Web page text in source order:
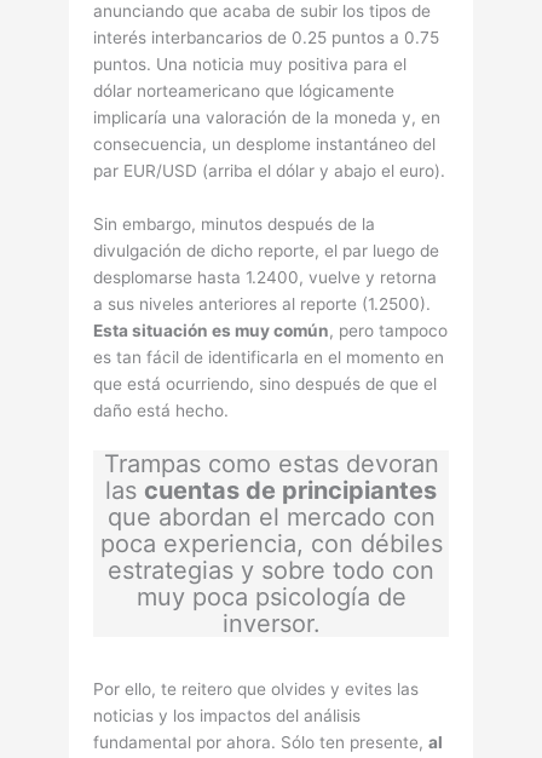
anunciando que acaba de subir los tipos de
interés interbancarios de 0.25 puntos a 0.75
puntos. Una noticia muy positiva para el
dólar norteamericano que lógicamente
implicarí­a una valoración de la moneda y, en
consecuencia, un desplome instantáneo del
par EUR/USD (arriba el dólar y abajo el euro).
Sin embargo, minutos después de la
divulgación de dicho reporte, el par luego de
desplomarse hasta 1.2400, vuelve y retorna
a sus niveles anteriores al reporte (1.2500).
Esta situación es muy común, pero tampoco
es tan fácil de identificarla en el momento en
que está ocurriendo, sino después de que el
daño está hecho.
Trampas como estas devoran
las cuentas de principiantes
que abordan el mercado con
poca experiencia, con débiles
estrategias y sobre todo con
muy poca psicología de
inversor.
Por ello, te reitero que olvides y evites las
noticias y los impactos del análisis
fundamental por ahora. Sólo ten presente,al